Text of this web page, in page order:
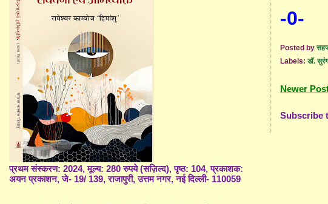
-0-
Posted by
Labels:डॉ.
Newer
Subscribe
प्रथम संस्करण: 2024, मूल्य: 280 रुपये (सज़िल्द), पृष्ठ: 104, प्रकाशक:
अयन प्रकाशन, जे- 19/ 139, राजापुरी, उत्तम नगर, नई दिल्ली- 110059